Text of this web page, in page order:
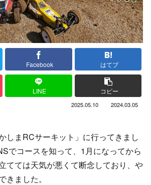
Facebook はてブ
LINE コピー
2025.05.10 2024.03.05
しまRCサーキット」に行ってきまし
でコースを知って、1月になってから
てては天気が悪くて断念しており、や
きました。